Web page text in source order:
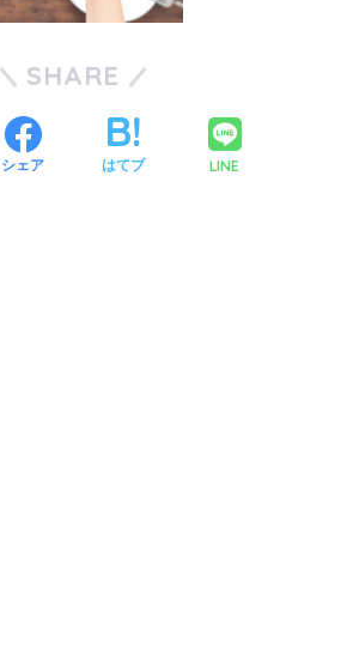
SHARE
シェア はてブ LINE